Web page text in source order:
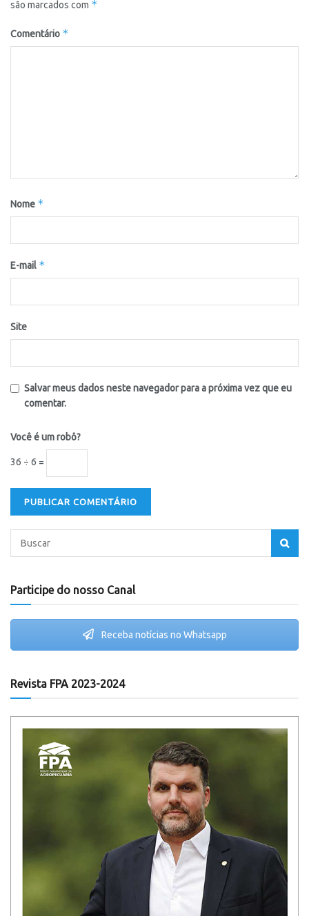
são marcados com *
Comentário *
Nome *
E-mail *
Site
Salvar meus dados neste navegador para a próxima vez que eu
comentar.
Você é um robô?
36 ÷ 6 =
Participe do nosso Canal
Receba notícias no Whatsapp
Revista FPA 2023-2024